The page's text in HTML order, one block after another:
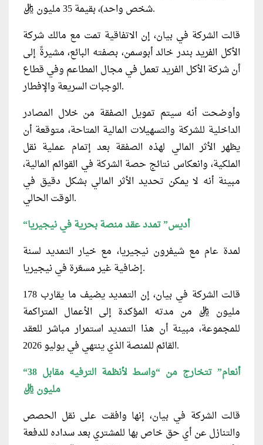
شخص واحد)، بقيمة 35 مليون ريال.
قالت الشركة في بيان، إن الاتفاقية تمت مع مالك شركة
الأكل الفريد بندر خالد أبوسمن، بصفته البائع، مشيرةً إلى
أن شركة الأكل الفريد تعمل في مجال المطاعم وفي قطاع
الوجبات السريعة والإفطار.
وأوضحت أنه سيتم تمويل الصفقة من خلال المصادر
الداخلية للشركة والتسهيلات المالية المتاحة، متوقعة أن
يظهر الأثر المالي لهذه الصفقة بعد إتمام عملية نقل
الملكية، وانعكاس نتائج حصة الشركة في القوائم المالية،
مبينة أنه لا يمكن تحديد الأثر المالي بشكل دقيق في
الوقت الحالي.
“أديس” تمدد عقد منصة بحرية في نيجيريا
لمدة عام مع شيفرون نيجيريا، مع خيار التمديد لسنة
إضافية غير مسعّرة في نيجيريا.
قالت الشركة في بيان، إن التمديد يضيف ما يقارب 178
مليون ريال من مدته المؤكدة إلى الأعمال المتراكمة
للمجموعة، مبينة أن هذا التمديد استمرار مباشر للعقد
القائم للمنصة الذي ينتهي في يوليو 2026.
“أنعام” تتخارج من “واسط لأنظمة الترفيه مقابل 38
مليون ريال
قالت الشركة في بيان، إنها وافقت على نقل الحصص
والتنازل عن أي حق خاص بها للمشتري بعد سداده للدفعة